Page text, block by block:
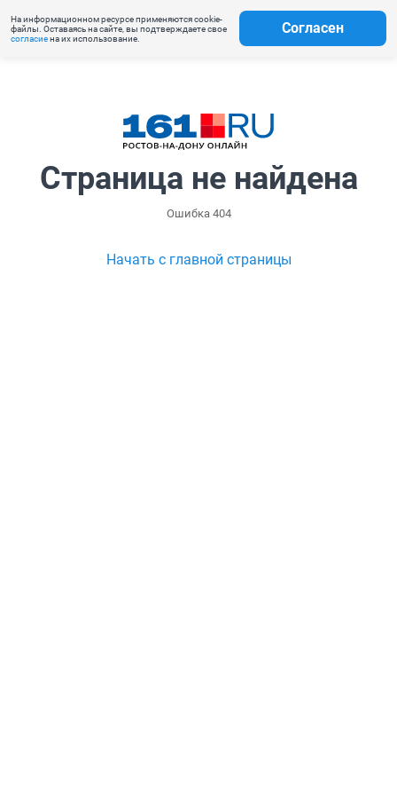
На информационном ресурсе применяются cookie-
файлы. Оставаясь на сайте, вы подтверждаете свое
согласиена их использование.
Согласен
Страница не найдена
Ошибка 404
Начать с главной страницы